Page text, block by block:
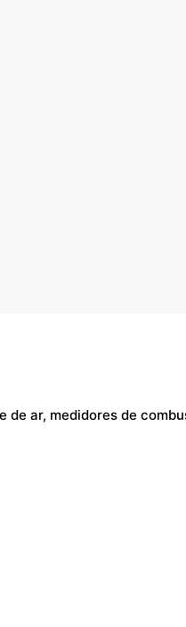
de ar, medidores de